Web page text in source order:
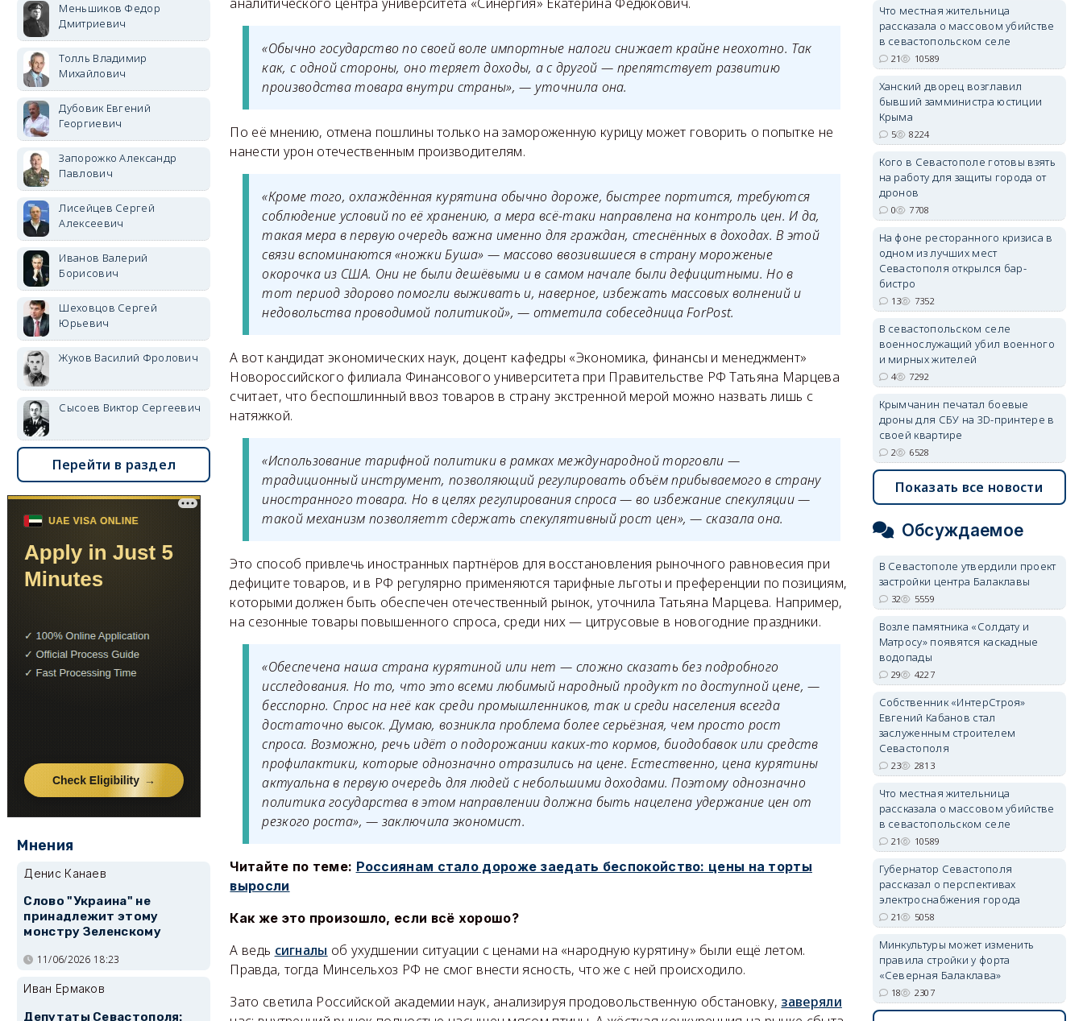
«Обычно государство по своей воле импортные налоги снижает крайне неохотно. Так
как, с одной стороны, оно теряет доходы, а с другой — препятствует развитию
производства товара внутри страны», — уточнила она.
По её мнению, отмена пошлины только на замороженную курицу может говорить о попытке не
нанести урон отечественным производителям.
«Кроме того, охлаждённая курятина обычно дороже, быстрее портится, требуются
соблюдение условий по её хранению, а мера всё-таки направлена на контроль цен. И да,
такая мера в первую очередь важна именно для граждан, стеснённых в доходах. В этой
связи вспоминаются «ножки Буша» — массово ввозившиеся в страну мороженые
окорочка из США. Они не были дешёвыми и в самом начале были дефицитными. Но в
тот период здорово помогли выживать и, наверное, избежать массовых волнений и
недовольства проводимой политикой», — отметила собеседница ForPost.
А вот кандидат экономических наук, доцент кафедры «Экономика, финансы и менеджмент»
Новороссийского филиала Финансового университета при Правительстве РФ Татьяна Марцева
считает, что беспошлинный ввоз товаров в страну экстренной мерой можно назвать лишь с
натяжкой.
«Использование тарифной политики в рамках международной торговли —
традиционный инструмент, позволяющий регулировать объём прибываемого в страну
иностранного товара. Но в целях регулирования спроса — во избежание спекуляции —
такой механизм позволяетт сдержать спекулятивный рост цен», — сказала она.
Это способ привлечь иностранных партнёров для восстановления рыночного равновесия при
дефиците товаров, и в РФ регулярно применяются тарифные льготы и преференции по позициям,
которыми должен быть обеспечен отечественный рынок, уточнила Татьяна Марцева. Например,
на сезонные товары повышенного спроса, среди них — цитрусовые в новогодние праздники.
«Обеспечена наша страна курятиной или нет — сложно сказать без подробного
исследования. Но то, что это всеми любимый народный продукт по доступной цене, —
бесспорно. Спрос на неё как среди промышленников, так и среди населения всегда
достаточно высок. Думаю, возникла проблема более серьёзная, чем просто рост
спроса. Возможно, речь идёт о подорожании каких-то кормов, биодобавок или средств
профилактики, которые однозначно отразились на цене. Естественно, цена курятины
актуальна в первую очередь для людей с небольшими доходами. Поэтому однозначно
политика государства в этом направлении должна быть нацелена удержание цен от
резкого роста», — заключила экономист.
Читайте по теме: Россиянам стало дороже заедать беспокойство: цены на торты
выросли
Как же это произошло, если всё хорошо?
А ведь сигналы об ухудшении ситуации с ценами на «народную курятину» были ещё летом.
Правда, тогда Минсельхоз РФ не смог внести ясность, что же с ней происходило.
Зато светила Российской академии наук, анализируя продовольственную обстановку, заверяли
Меньшиков Федор
Дмитриевич
Толль Владимир
Михайлович
Дубовик Евгений
Георгиевич
Запорожко Александр
Павлович
Лисейцев Сергей
Алексеевич
Иванов Валерий
Борисович
Шеховцов Сергей
Юрьевич
Жуков Василий Фролович
Сысоев Виктор Сергеевич
Перейти в раздел
Мнения
Денис Канаев
Слово "Украина" не
принадлежит этому
монстру Зеленскому
11/06/2026 18:23
Иван Ермаков
Депутаты Севастополя:
Что местная жительница
рассказала о массовом убийстве
в севастопольском селе
21 10589
Ханский дворец возглавил
бывший замминистра юстиции
Крыма
5 8224
Кого в Севастополе готовы взять
на работу для защиты города от
дронов
0 7708
На фоне ресторанного кризиса в
одном из лучших мест
Севастополя открылся бар-
бистро
13 7352
В севастопольском селе
военнослужащий убил военного
и мирных жителей
4 7292
Крымчанин печатал боевые
дроны для СБУ на 3D-принтере в
своей квартире
2 6528
Показать все новости
Обсуждаемое
В Севастополе утвердили проект
застройки центра Балаклавы
32 5559
Возле памятника «Солдату и
Матросу» появятся каскадные
водопады
29 4227
Собственник «ИнтерСтроя»
Евгений Кабанов стал
заслуженным строителем
Севастополя
23 2813
Что местная жительница
рассказала о массовом убийстве
в севастопольском селе
21 10589
Губернатор Севастополя
рассказал о перспективах
электроснабжения города
21 5058
Минкультуры может изменить
правила стройки у форта
«Северная Балаклава»
18 2307